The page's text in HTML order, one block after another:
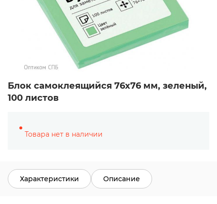
Блок самоклеящийся 76х76 мм, зеленый,
100 листов
Товара нет в наличии
Характеристики Описание